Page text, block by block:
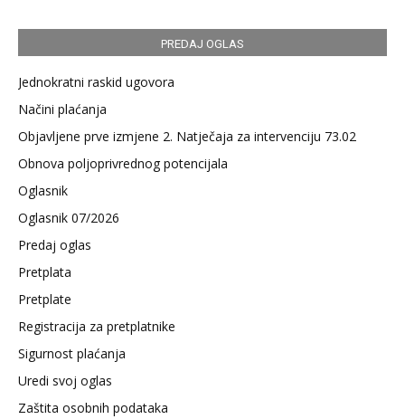
PREDAJ OGLAS
Jednokratni raskid ugovora
Načini plaćanja
Objavljene prve izmjene 2. Natječaja za intervenciju 73.02
Obnova poljoprivrednog potencijala
Oglasnik
Oglasnik 07/2026
Predaj oglas
Pretplata
Pretplate
Registracija za pretplatnike
Sigurnost plaćanja
Uredi svoj oglas
Zaštita osobnih podataka